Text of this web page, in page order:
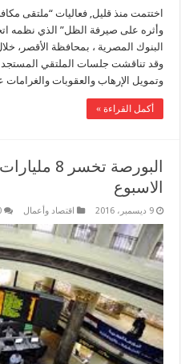
اختتمت منذ قليل, فعاليات “ملتقى
وأثره على صيرفة الظل” الذي نظمه
وقد تناقشت جلسات الملتقي
وتمويل الإرهاب والعقوبات
أكمل القراءة »
البورصة
الاسبوع
9 ديسمبر، 2016 اقتصاد وأعمال